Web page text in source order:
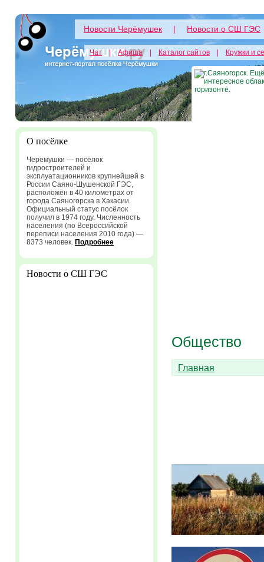
Новости Черёмушек | Новости о СШ ГЭС
Чат | Афиша Каталог сайтов Кружки и
О посёлке
Черёмушки — посёлок
гидростроителей и
эксплуатационников крупнейшей в
России Саяно-Шушенской ГЭС,
расположен в 40 километрах от
города Саяногорска в Хакасии.
Официальный статус посёлок
получил в 1974 году. Численность
населения (по Всероссийской
переписи населения 2010 года) —
8373 человек. Подробнее
Новости о СШ ГЭС
Общество
Главная